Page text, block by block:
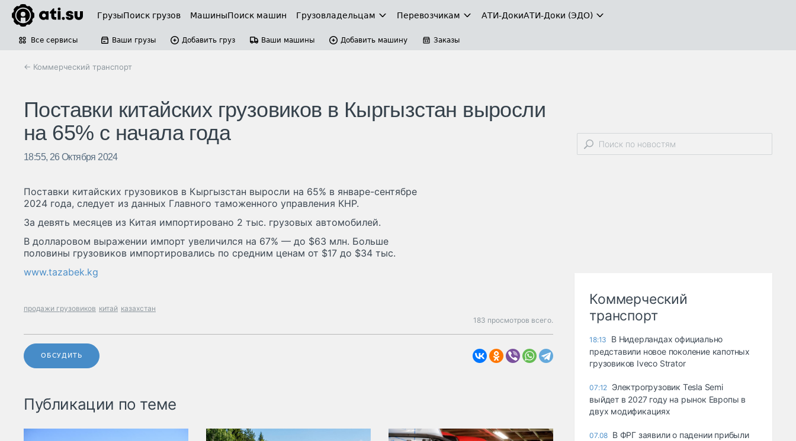
ГрузыПоиск грузов МашиныПоиск машин Грузовладельцам Перевозчикам АТИ-ДокиАТИ-Доки (ЭДО)
Все сервисы Ваши грузы Добавить груз Ваши машины Добавить машину Заказы
← Коммерческий транспорт
Поставки китайских грузовиков в Кыргызстан выросли
на 65% с начала года
18:55, 26 Октября 2024
Поставки китайских грузовиков в Кыргызстан выросли на 65% в январе-сентябре
2024 года, следует из данных Главного таможенного управления КНР.
За девять месяцев из Китая импортировано 2 тыс. грузовых автомобилей.
В долларовом выражении импорт увеличился на 67% — до $63 млн. Больше
половины грузовиков импортировались по средним ценам от $17 до $34 тыс.
www.tazabek.kg
продажи грузовиков китай казахстан
183 просмотров всего.
ОБСУДИТЬ
Публикации по теме
Коммерческий
транспорт
18:13
В Нидерландах официально
представили новое поколение капотных
грузовиков Iveco Strator
07:12 Электрогрузовик Tesla Semi
выйдет в 2027 году на рынок Европы в
двух модификациях
07.08 В ФРГ заявили о падении прибыли